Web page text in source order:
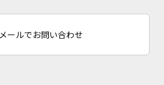
メールでお問い合わせ